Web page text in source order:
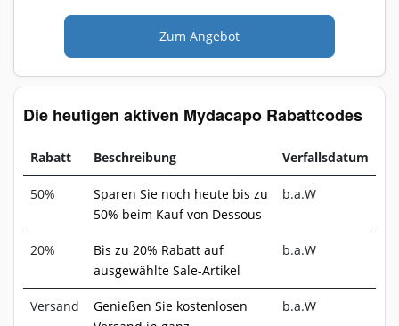
Zum Angebot
Die heutigen aktiven Mydacapo Rabattcodes
Rabatt Beschreibung Verfallsdatum
50%
Sparen Sie noch heute bis zu
50% beim Kauf von Dessous
b.a.W
20%
Bis zu 20% Rabatt auf
ausgewählte Sale-Artikel
b.a.W
Versand
Genießen Sie kostenlosen
b.a.W